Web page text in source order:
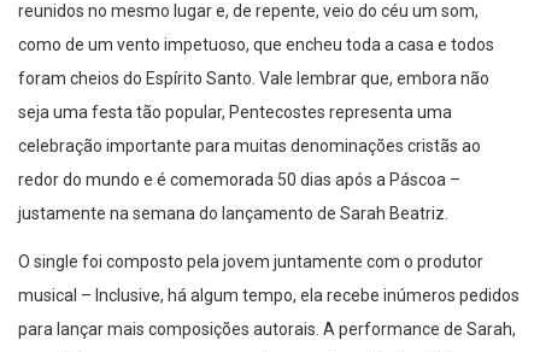
reunidos no mesmo lugar e, de repente, veio do céu um som,
como de um vento impetuoso, que encheu toda a casa e todos
foram cheios do Espírito Santo. Vale lembrar que, embora não
seja uma festa tão popular, Pentecostes representa uma
celebração importante para muitas denominações cristãs ao
redor do mundo e é comemorada 50 dias após a Páscoa –
justamente na semana do lançamento de Sarah Beatriz.
O single foi composto pela jovem juntamente com o produtor
musical – Inclusive, há algum tempo, ela recebe inúmeros pedidos
para lançar mais composições autorais. A performance de Sarah,